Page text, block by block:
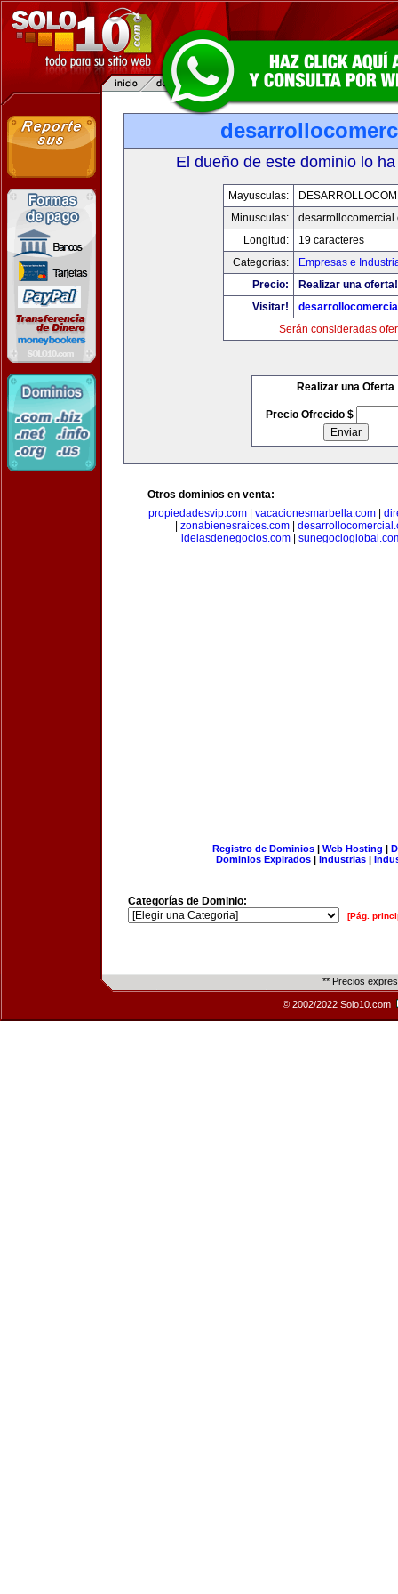
El dueño de este dominio lo
Mayusculas:
Minusculas:
Longitud:
19 caracteres
Categorias:
Empresas e
Precio:
Realizar una oferta!
Visitar!
Serán consideradas
Realizar una Oferta
Precio Ofrecido $
Otros dominios en venta:
propiedadesvip.com
vacacionesmarbella.com
zonabienesraices.com
ideiasdenegocios.com|
Registro de Dominios| Web Hosting |
Dominios Expirados | Industrias |
Categorías de Dominio:
[Pág.
** Precios
© 2002/2022 Solo10.com